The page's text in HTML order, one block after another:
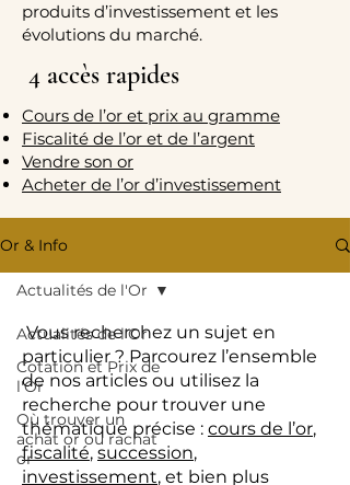
produits d’investissement et les
évolutions du marché.
4 accès rapides
Cours de l’or et prix au gramme
Fiscalité de l’or et de l’argent
Vendre son or
Acheter de l’or d’investissement
Or & Info
Actualités de l'Or
Cotation et Prix de
l'Or
Où trouver un
achat or ou rachat
or
Actualités de l'Or
Vous recherchez un sujet en
particulier ? Parcourez l’ensemble
de nos articles ou utilisez la
recherche pour trouver une
thématique précise : cours de l’or,
fiscalité, succession,
investissement, et bien plus